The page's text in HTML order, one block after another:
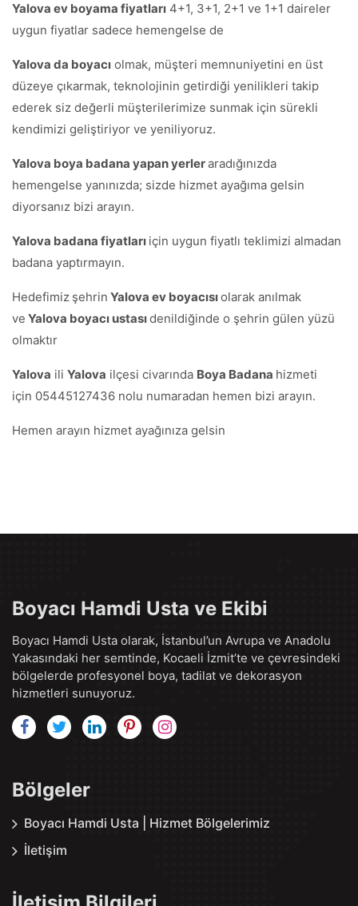
Yalova ev boyama fiyatları 4+1, 3+1, 2+1 ve 1+1 daireler
uygun fiyatlar sadece hemengelse de
Yalova da boyacı olmak, müşteri memnuniyetini en üst
düzeye çıkarmak, teknolojinin getirdiği yenilikleri takip
ederek siz değerli müşterilerimize sunmak için sürekli
kendimizi geliştiriyor ve yeniliyoruz.
Yalova boya badana yapan yerleraradığınızda
hemengelse yanınızda; sizde hizmet ayağıma gelsin
diyorsanız bizi arayın.
Yalova badana fiyatları için uygun fiyatlı teklimizi almadan
badana yaptırmayın.
Hedefimiz şehrin Yalova ev boyacısıolarak anılmak
ve Yalova boyacı ustasıdenildiğinde o şehrin gülen yüzü
olmaktır
Yalova ili Yalova ilçesi civarında Boya Badana hizmeti
için 05445127436 nolu numaradan hemen bizi arayın.
Hemen arayın hizmet ayağınıza gelsin
Boyacı Hamdi Usta ve Ekibi
Boyacı Hamdi Usta olarak, İstanbul’un Avrupa ve Anadolu
Yakasındaki her semtinde, Kocaeli İzmit’te ve çevresindeki
bölgelerde profesyonel boya, tadilat ve dekorasyon
hizmetleri sunuyoruz.
Bölgeler
Boyacı Hamdi Usta | Hizmet Bölgelerimiz
İletişim